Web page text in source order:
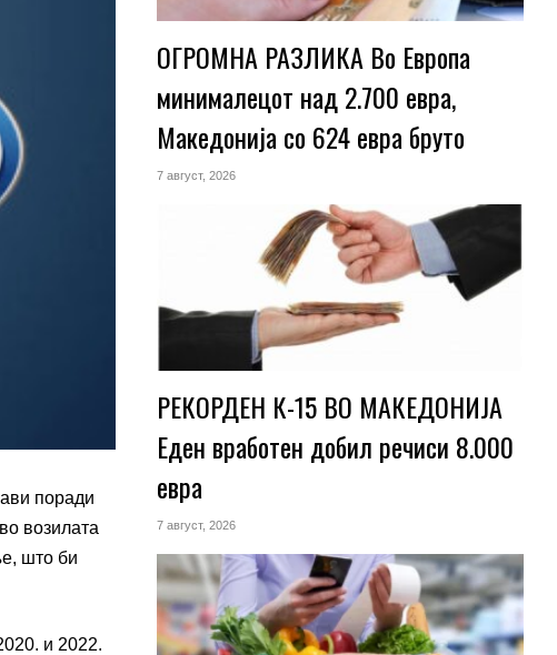
поради
возилата
што би
и 2022.
ОГРОМНА РАЗЛИКА Во Европа
минималецот над 2.700 евра,
Македонија со 624 евра бруто
7 август, 2026
РЕКОРДЕН К-15 ВО МАКЕДОНИЈА
Еден вработен добил речиси 8.000
евра
7 август, 2026